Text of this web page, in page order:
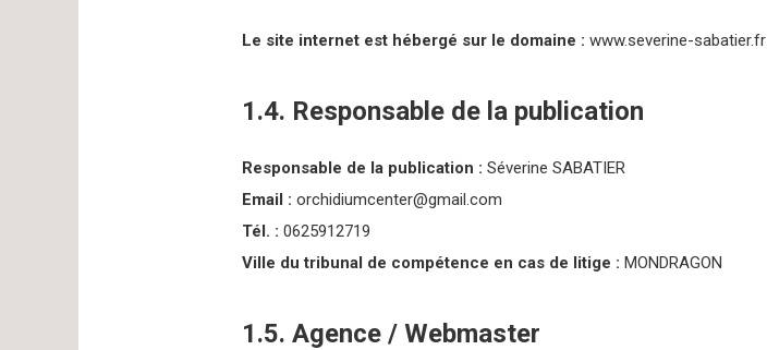
Le site internet est hébergé sur le domaine : www.severine-sabatier.fr
1.4. Responsable de la publication
Responsable de la publication : Séverine SABATIER
Email : orchidiumcenter@gmail.com
Tél. : 0625912719
Ville du tribunal de compétence en cas de litige : MONDRAGON
1.5. Agence / Webmaster